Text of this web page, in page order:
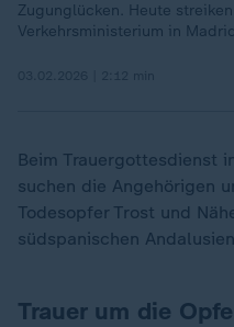
Zugunglücken. Heute
Verkehrsministerium in
Beim Trauergottesdienst
suchen die Angehörigen
Todesopfer Trost und
südspanischen
Trauer um die